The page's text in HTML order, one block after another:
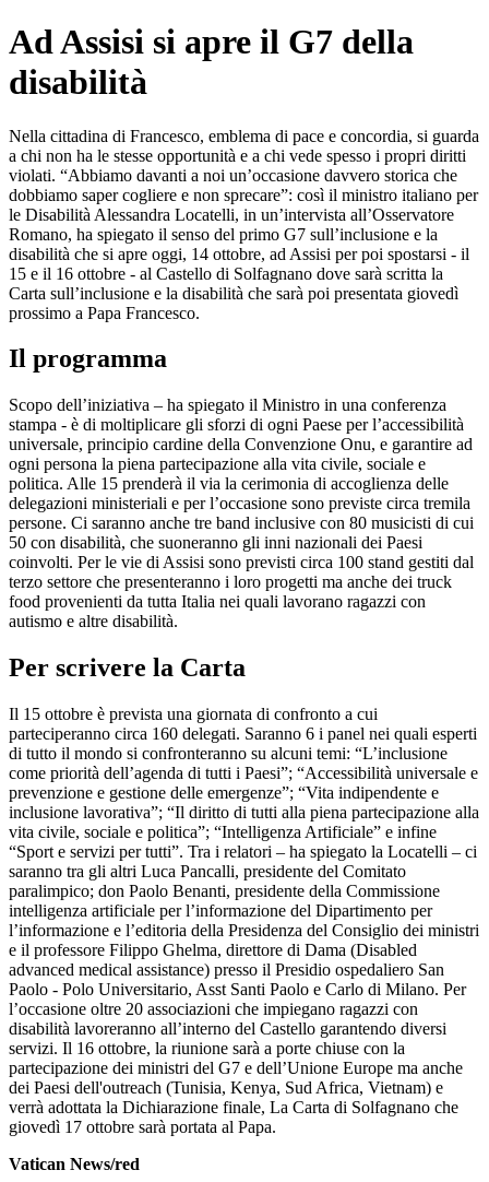
Ad Assisi si apre il G7 della
disabilità
Nella cittadina di Francesco, emblema di pace e concordia, si guarda
a chi non ha le stesse opportunità e a chi vede spesso i propri diritti
violati. “Abbiamo davanti a noi un’occasione davvero storica che
dobbiamo saper cogliere e non sprecare”: così il ministro italiano per
le Disabilità Alessandra Locatelli, in un’intervista all’Osservatore
Romano, ha spiegato il senso del primo G7 sull’inclusione e la
disabilità che si apre oggi, 14 ottobre, ad Assisi per poi spostarsi - il
15 e il 16 ottobre - al Castello di Solfagnano dove sarà scritta la
Carta sull’inclusione e la disabilità che sarà poi presentata giovedì
prossimo a Papa Francesco.
Il programma
Scopo dell’iniziativa – ha spiegato il Ministro in una conferenza
stampa - è di moltiplicare gli sforzi di ogni Paese per l’accessibilità
universale, principio cardine della Convenzione Onu, e garantire ad
ogni persona la piena partecipazione alla vita civile, sociale e
politica. Alle 15 prenderà il via la cerimonia di accoglienza delle
delegazioni ministeriali e per l’occasione sono previste circa tremila
persone. Ci saranno anche tre band inclusive con 80 musicisti di cui
50 con disabilità, che suoneranno gli inni nazionali dei Paesi
coinvolti. Per le vie di Assisi sono previsti circa 100 stand gestiti dal
terzo settore che presenteranno i loro progetti ma anche dei truck
food provenienti da tutta Italia nei quali lavorano ragazzi con
autismo e altre disabilità.
Per scrivere la Carta
Il 15 ottobre è prevista una giornata di confronto a cui
parteciperanno circa 160 delegati. Saranno 6 i panel nei quali esperti
di tutto il mondo si confronteranno su alcuni temi: “L’inclusione
come priorità dell’agenda di tutti i Paesi”; “Accessibilità universale e
prevenzione e gestione delle emergenze”; “Vita indipendente e
inclusione lavorativa”; “Il diritto di tutti alla piena partecipazione alla
vita civile, sociale e politica”; “Intelligenza Artificiale” e infine
“Sport e servizi per tutti”. Tra i relatori – ha spiegato la Locatelli – ci
saranno tra gli altri Luca Pancalli, presidente del Comitato
paralimpico; don Paolo Benanti, presidente della Commissione
intelligenza artificiale per l’informazione del Dipartimento per
l’informazione e l’editoria della Presidenza del Consiglio dei ministri
e il professore Filippo Ghelma, direttore di Dama (Disabled
advanced medical assistance) presso il Presidio ospedaliero San
Paolo - Polo Universitario, Asst Santi Paolo e Carlo di Milano. Per
l’occasione oltre 20 associazioni che impiegano ragazzi con
disabilità lavoreranno all’interno del Castello garantendo diversi
servizi. Il 16 ottobre, la riunione sarà a porte chiuse con la
partecipazione dei ministri del G7 e dell’Unione Europe ma anche
dei Paesi dell'outreach (Tunisia, Kenya, Sud Africa, Vietnam) e
verrà adottata la Dichiarazione finale, La Carta di Solfagnano che
giovedì 17 ottobre sarà portata al Papa.
Vatican News/red